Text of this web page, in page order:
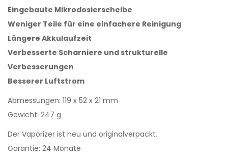
Eingebaute Mikrodosierscheibe
Weniger Teile für eine einfachere Reinigung
Längere Akkulaufzeit
Verbesserte Scharniere und strukturelle
Verbesserungen
Besserer Luftstrom
Abmessungen: 119 x 52 x 21 mm
Gewicht: 247 g
Der Vaporizer ist neu und originalverpackt.
Garantie: 24 Monate